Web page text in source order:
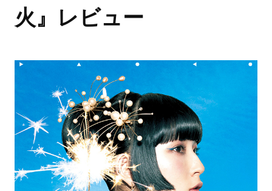
火』レビュー